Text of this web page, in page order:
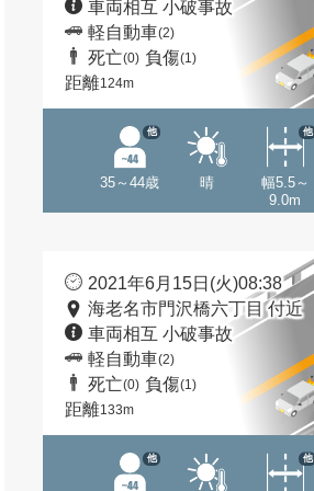
車両相互 小破事故
軽自動車(2)
死亡(0) 負傷(1)
距離124m
35～44歳
他
晴
幅5.5～
9.0m
他
2021年6月15日(火)08:38
海老名市門沢橋六丁目 付近
車両相互 小破事故
軽自動車(2)
死亡(0) 負傷(1)
距離133m
他 他